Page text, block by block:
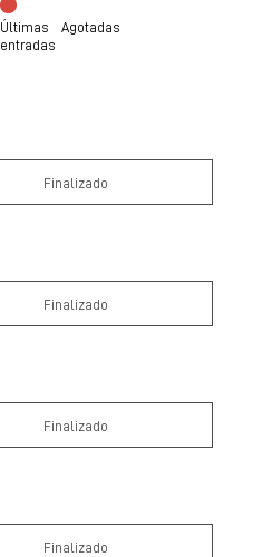
Últimas
entradas
Agotadas
Finalizado
Finalizado
Finalizado
Finalizado